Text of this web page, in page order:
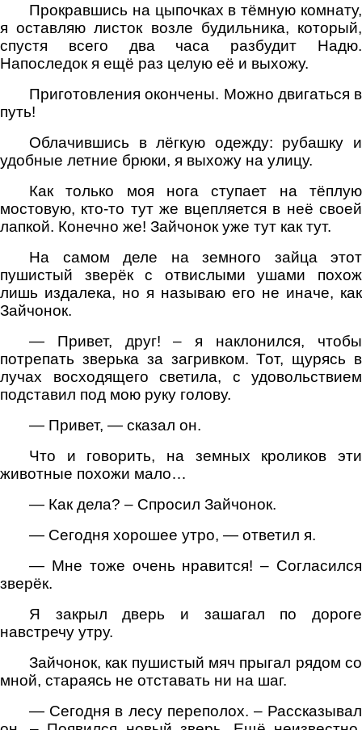
Прокравшись на цыпочках в тёмную комнату,
я оставляю листок возле будильника, который,
спустя всего два часа разбудит Надю.
Напоследок я ещё раз целую её и выхожу.
Приготовления окончены. Можно двигаться в
путь!
Облачившись в лёгкую одежду: рубашку и
удобные летние брюки, я выхожу на улицу.
Как только моя нога ступает на тёплую
мостовую, кто-то тут же вцепляется в неё своей
лапкой. Конечно же! Зайчонок уже тут как тут.
На самом деле на земного зайца этот
пушистый зверёк с отвислыми ушами похож
лишь издалека, но я называю его не иначе, как
Зайчонок.
— Привет, друг! – я наклонился, чтобы
потрепать зверька за загривком. Тот, щурясь в
лучах восходящего светила, с удовольствием
подставил под мою руку голову.
— Привет, — сказал он.
Что и говорить, на земных кроликов эти
животные похожи мало…
— Как дела? – Спросил Зайчонок.
— Сегодня хорошее утро, — ответил я.
— Мне тоже очень нравится! – Согласился
зверёк.
Я закрыл дверь и зашагал по дороге
навстречу утру.
Зайчонок, как пушистый мяч прыгал рядом со
мной, стараясь не отставать ни на шаг.
— Сегодня в лесу переполох. – Рассказывал